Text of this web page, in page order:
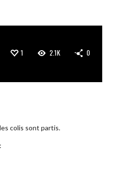
1 2.1K 0
colis sont partis.